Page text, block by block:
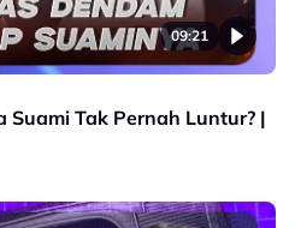
09:21
Suami Tak Pernah Luntur? |